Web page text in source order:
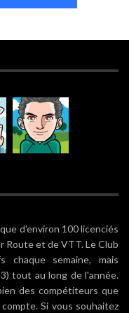
d'environ 100 licenciés
Route et de VTT. Le Club
chaque semaine, mais
tout au long de l'année.
des compétiteurs que
Si vous souhaitez